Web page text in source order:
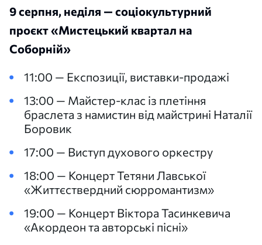
9 серпня, неділя — соціокультурний
проєкт «Мистецький квартал на
Соборній»
11:00 — Експозиції, виставки-продажі
13:00 — Майстер-клас із плетіння
браслета з намистин від майстрині Наталії
Боровик
17:00 — Виступ духового оркестру
18:00 — Концерт Тетяни Лавської
«Життєствердний сюрромантизм»
19:00 — Концерт Віктора Тасинкевича
«Акордеон та авторські пісні»